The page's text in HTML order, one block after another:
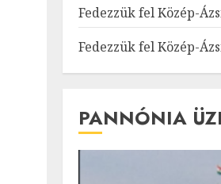
Fedezzük fel Közép-
Fedezzük fel Közép-
PANNÓNIA